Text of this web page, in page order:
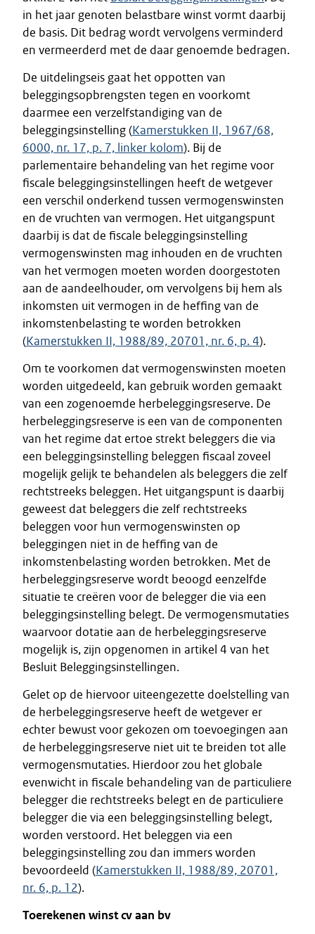
in het jaar genoten belastbare winst vormt daarbij
de basis. Dit bedrag wordt vervolgens verminderd
en vermeerderd met de daar genoemde bedragen.
De uitdelingseis gaat het oppotten van
beleggingsopbrengsten tegen en voorkomt
daarmee een verzelfstandiging van de
beleggingsinstelling (Kamerstukken II, 1967/68,
6000, nr. 17, p. 7, linker kolom). Bij de
parlementaire behandeling van het regime voor
fiscale beleggingsinstellingen heeft de wetgever
een verschil onderkend tussen vermogenswinsten
en de vruchten van vermogen. Het uitgangspunt
daarbij is dat de fiscale beleggingsinstelling
vermogenswinsten mag inhouden en de vruchten
van het vermogen moeten worden doorgestoten
aan de aandeelhouder, om vervolgens bij hem als
inkomsten uit vermogen in de heffing van de
inkomstenbelasting te worden betrokken
(Kamerstukken II, 1988/89, 20701, nr. 6, p. 4).
Om te voorkomen dat vermogenswinsten moeten
worden uitgedeeld, kan gebruik worden gemaakt
van een zogenoemde herbeleggingsreserve. De
herbeleggingsreserve is een van de componenten
van het regime dat ertoe strekt beleggers die via
een beleggingsinstelling beleggen fiscaal zoveel
mogelijk gelijk te behandelen als beleggers die zelf
rechtstreeks beleggen. Het uitgangspunt is daarbij
geweest dat beleggers die zelf rechtstreeks
beleggen voor hun vermogenswinsten op
beleggingen niet in de heffing van de
inkomstenbelasting worden betrokken. Met de
herbeleggingsreserve wordt beoogd eenzelfde
situatie te creëren voor de belegger die via een
beleggingsinstelling belegt. De vermogensmutaties
waarvoor dotatie aan de herbeleggingsreserve
mogelijk is, zijn opgenomen in artikel 4 van het
Besluit Beleggingsinstellingen.
Gelet op de hiervoor uiteengezette doelstelling van
de herbeleggingsreserve heeft de wetgever er
echter bewust voor gekozen om toevoegingen aan
de herbeleggingsreserve niet uit te breiden tot alle
vermogensmutaties. Hierdoor zou het globale
evenwicht in fiscale behandeling van de particuliere
belegger die rechtstreeks belegt en de particuliere
belegger die via een beleggingsinstelling belegt,
worden verstoord. Het beleggen via een
beleggingsinstelling zou dan immers worden
bevoordeeld (Kamerstukken II, 1988/89, 20701,
nr. 6, p. 12).
Toerekenen winst cv aan bv